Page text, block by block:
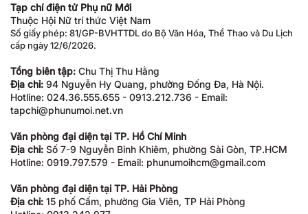
Tạp chí điện tử Phụ nữ Mới
Thuộc Hội Nữ trí thức Việt Nam
Số giấy phép: 81/GP-BVHTTDL do Bộ Văn Hóa, Thể Thao và Du Lịch
cấp ngày 12/6/2026.
Tổng biên tập: Chu Thị Thu Hằng
Địa chỉ: 94 Nguyễn Hy Quang, phường Đống Đa, Hà Nội.
Hotline: 024.36.555.655 - 0913.212.736 - Email:
tapchi@phunumoi.net.vn
Văn phòng đại diện tại TP. Hồ Chí Minh
Địa chỉ: Số 7-9 Nguyễn Bỉnh Khiêm, phường Sài Gòn, TP.HCM
Hotline: 0919.797.579 - Email: phunumoihcm@gmail.com
Văn phòng đại diện tại TP. Hải Phòng
Địa chỉ: 15 phố Cấm, phường Gia Viên, TP Hải Phòng